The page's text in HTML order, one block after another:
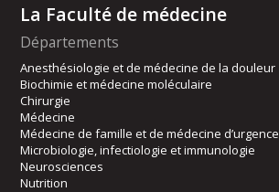
La Faculté de médecine
Départements
Anesthésiologie et de médecine de la douleur
Biochimie et médecine moléculaire
Chirurgie
Médecine
Médecine de famille et de médecine d’urgence
Microbiologie, infectiologie et immunologie
Neurosciences
Nutrition